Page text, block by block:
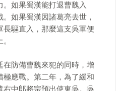
。如果蜀漢能打退曹魏入
如果蜀漢因諸葛亮去世，
驅直入，那麼這支吳軍便
在防備曹魏來犯的同時，增
極應戰。第二年，為了緩和
右中郎將宗預出使東吳。吳